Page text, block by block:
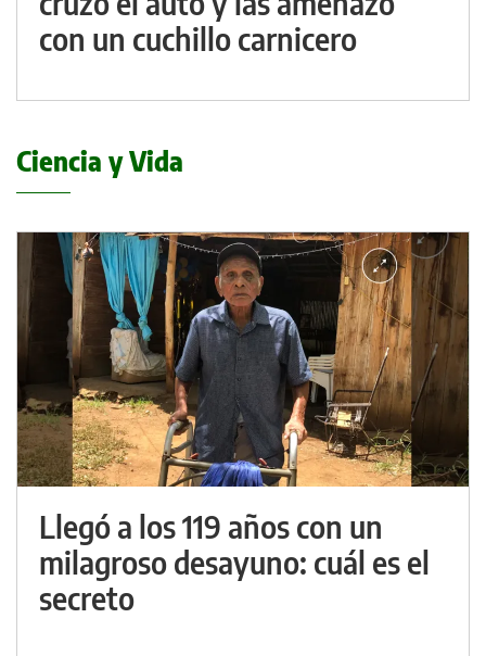
con un cuchillo carnicero
Ciencia y Vida
Llegó a los 119 años con un
milagroso desayuno: cuál es el
secreto